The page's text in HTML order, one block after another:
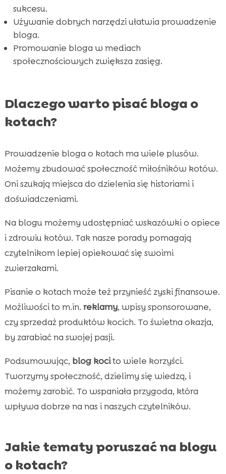
Posty gościnne i wywiady z ekspertami
 Recenzje produktów związanych z kotami
 Pielęgnacja kotów: co warto wiedzieć?
 Wniosek
FAQ
sukcesu.
Używanie dobrych narzędzi ułatwia prowadzenie
bloga.
Promowanie bloga w mediach
społecznościowych zwiększa zasięg.
Dlaczego warto pisać bloga o
kotach?
Prowadzenie bloga o kotach ma wiele plusów.
Możemy zbudować społeczność miłośników kotów.
Oni szukają miejsca do dzielenia się historiami i
doświadczeniami.
Na blogu możemy udostępniać wskazówki o opiece
i zdrowiu kotów. Tak nasze porady pomagają
czytelnikom lepiej opiekować się swoimi
zwierzakami.
Pisanie o kotach może też przynieść zyski finansowe.
Możliwości to m.in. reklamy, wpisy sponsorowane,
czy sprzedaż produktów kocich. To świetna okazja,
by zarabiać na swojej pasji.
Podsumowując, blog kocito wiele korzyści.
Tworzymy społeczność, dzielimy się wiedzą, i
możemy zarobić. To wspaniała przygoda, która
wpływa dobrze na nas i naszych czytelników.
Jakie tematy poruszać na blogu
o kotach?